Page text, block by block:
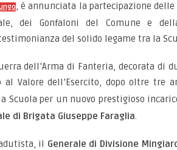
, è annunciata la partecipazione
dei Gonfaloni del Comune e
del solido legame tra la
dell’Arma di Fanteria, decorata di
al Valore dell’Esercito, dopo oltre
Scuola per un nuovo prestigioso
di Brigata Giuseppe Faraglia.
il Generale di Divisione